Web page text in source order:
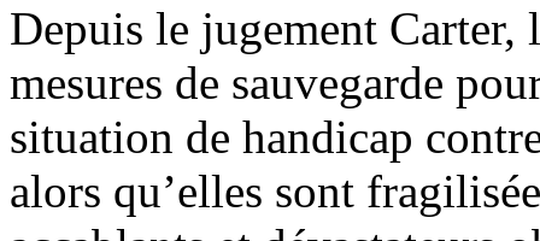
Depuis le jugement Carter,
mesures de sauvegarde
situation de handicap
alors qu’elles sont